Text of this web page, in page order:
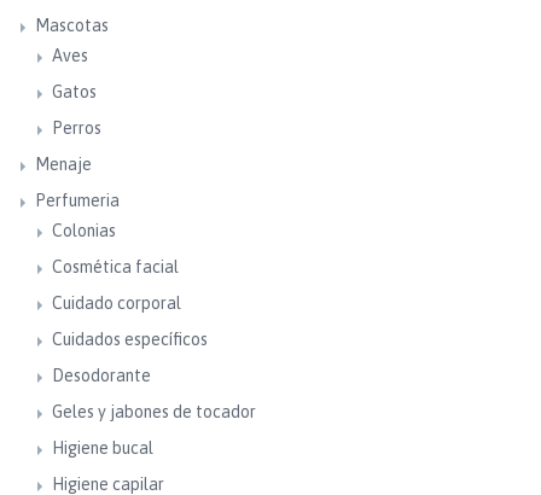
Mascotas
Aves
Gatos
Perros
Menaje
Perfumeria
Colonias
Cosmética facial
Cuidado corporal
Cuidados específicos
Desodorante
Geles y jabones de tocador
Higiene bucal
Higiene capilar